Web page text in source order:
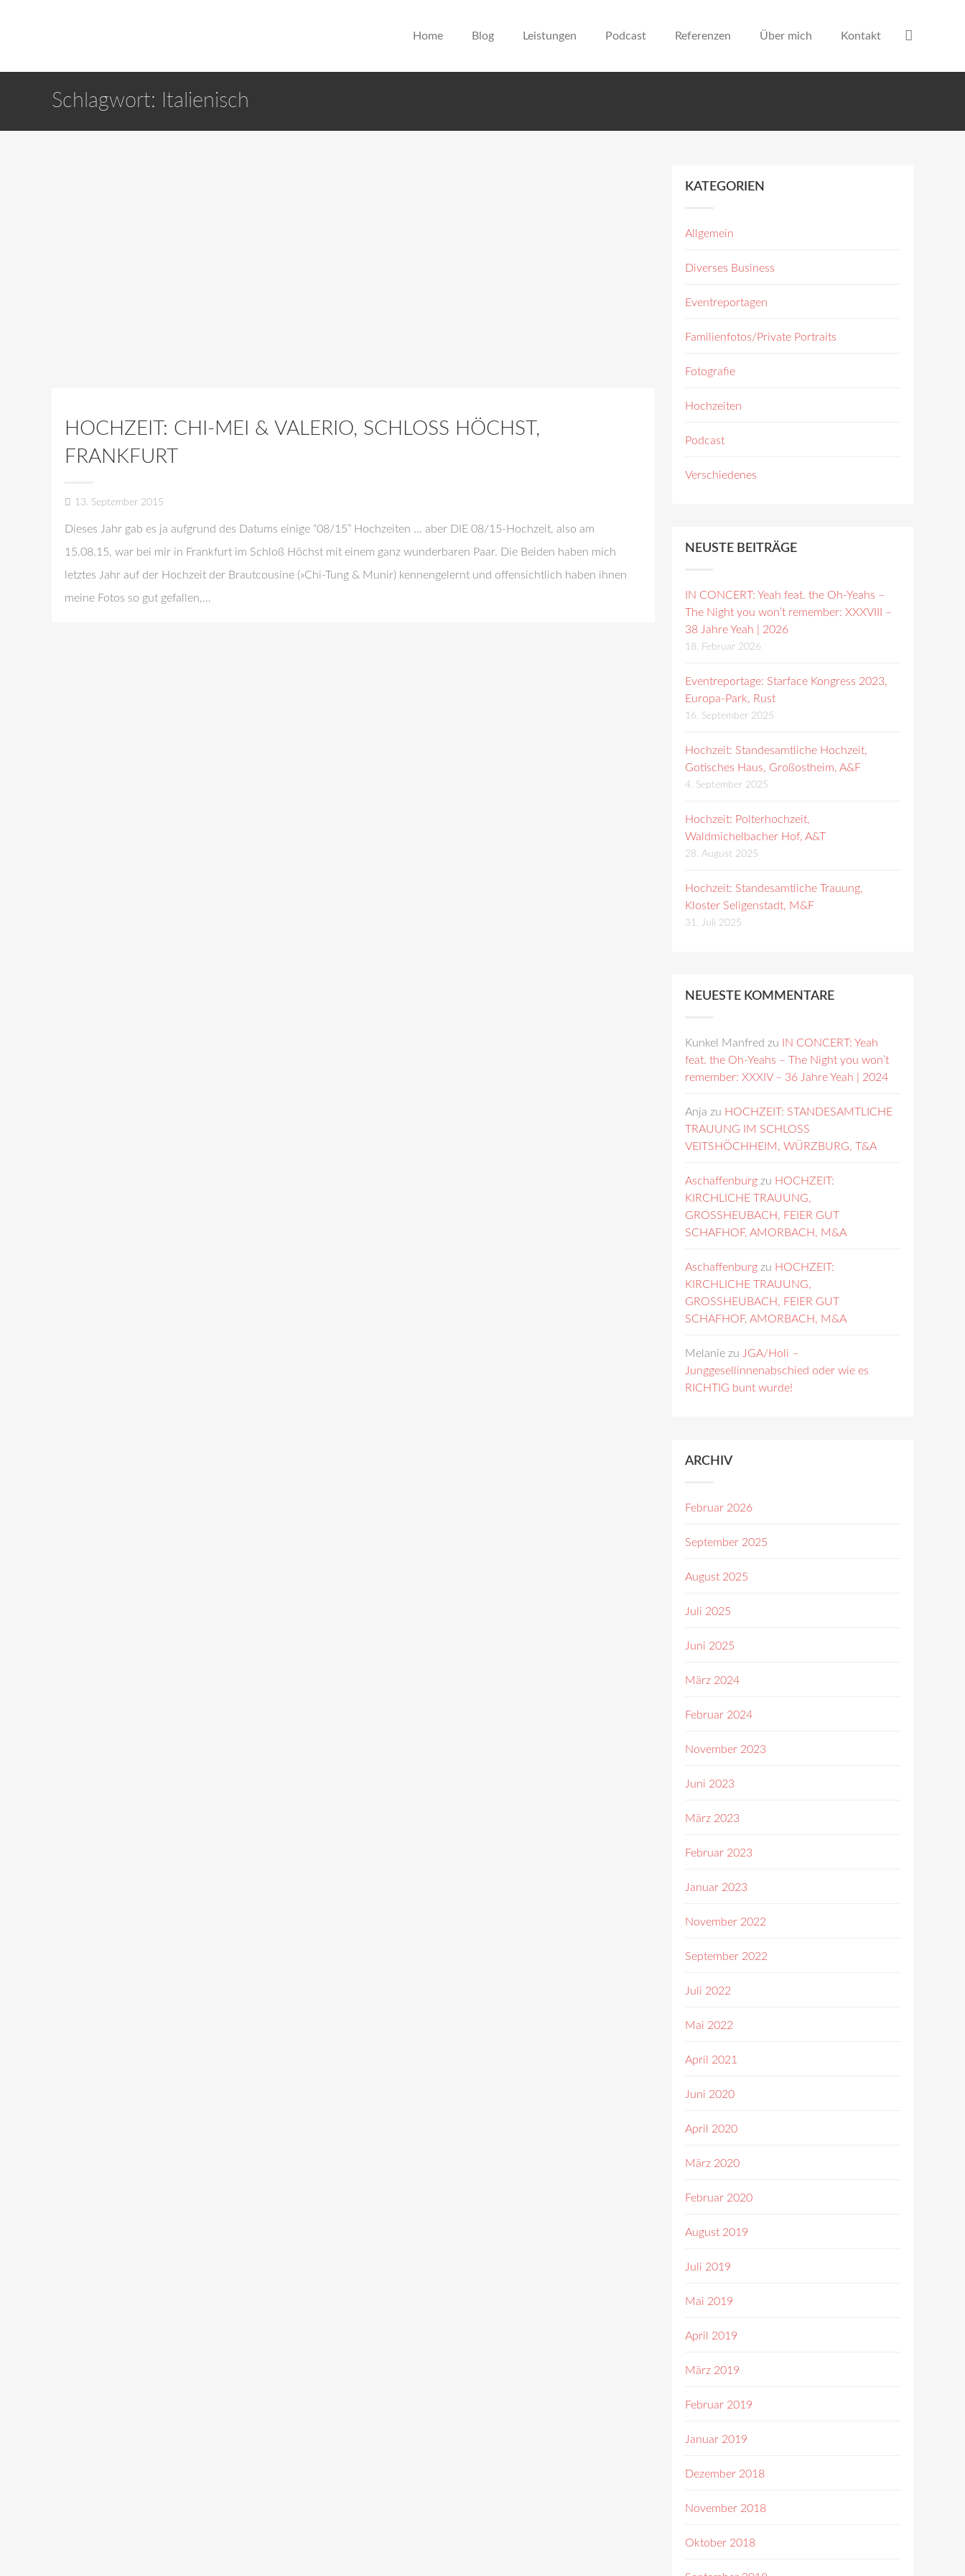
Home Blog Leistungen Podcast Referenzen Über mich Kontakt
Schlagwort: Italienisch
HOCHZEIT: CHI-MEI & VALERIO, SCHLOSS HÖCHST,
FRANKFURT
13. September 2015
Dieses Jahr gab es ja aufgrund des Datums einige “08/15” Hochzeiten … aber DIE 08/15-Hochzeit, also am
15.08.15, war bei mir in Frankfurt im Schloß Höchst mit einem ganz wunderbaren Paar. Die Beiden haben mich
letztes Jahr auf der Hochzeit der Brautcousine (»Chi-Tung & Munir) kennengelernt und offensichtlich haben ihnen
meine Fotos so gut gefallen,…
KATEGORIEN
Allgemein
Diverses Business
Eventreportagen
Familienfotos/Private Portraits
Fotografie
Hochzeiten
Podcast
Verschiedenes
NEUSTE BEITRÄGE
IN CONCERT: Yeah feat. the Oh-Yeahs –
The Night you won’t remember: XXXVIII –
38 Jahre Yeah | 2026
18. Februar 2026
Eventreportage: Starface Kongress 2023,
Europa-Park, Rust
16. September 2025
Hochzeit: Standesamtliche Hochzeit,
Gotisches Haus, Großostheim, A&F
4. September 2025
Hochzeit: Polterhochzeit,
Waldmichelbacher Hof, A&T
28. August 2025
Hochzeit: Standesamtliche Trauung,
Kloster Seligenstadt, M&F
31. Juli 2025
NEUESTE KOMMENTARE
Kunkel Manfred zu IN CONCERT: Yeah
feat. the Oh-Yeahs – The Night you won’t
remember: XXXIV – 36 Jahre Yeah | 2024
Anja zu HOCHZEIT: STANDESAMTLICHE
TRAUUNG IM SCHLOSS
VEITSHÖCHHEIM, WÜRZBURG, T&A
Aschaffenburg zu HOCHZEIT:
KIRCHLICHE TRAUUNG,
GROSSHEUBACH, FEIER GUT
SCHAFHOF, AMORBACH, M&A
Aschaffenburg zu HOCHZEIT:
KIRCHLICHE TRAUUNG,
GROSSHEUBACH, FEIER GUT
SCHAFHOF, AMORBACH, M&A
Melanie zu JGA/Holi –
Junggesellinnenabschied oder wie es
RICHTIG bunt wurde!
ARCHIV
Februar 2026
September 2025
August 2025
Juli 2025
Juni 2025
März 2024
Februar 2024
November 2023
Juni 2023
März 2023
Februar 2023
Januar 2023
November 2022
September 2022
Juli 2022
Mai 2022
April 2021
Juni 2020
April 2020
März 2020
Februar 2020
August 2019
Juli 2019
Mai 2019
April 2019
März 2019
Februar 2019
Januar 2019
Dezember 2018
November 2018
Oktober 2018